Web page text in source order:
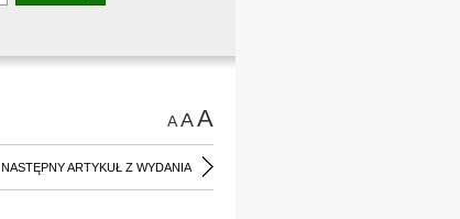
AAA
NASTĘPNY ARTYKUŁ Z WYDANIA